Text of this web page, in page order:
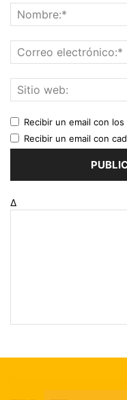
Recibir un email con
Recibir un email con
Δ